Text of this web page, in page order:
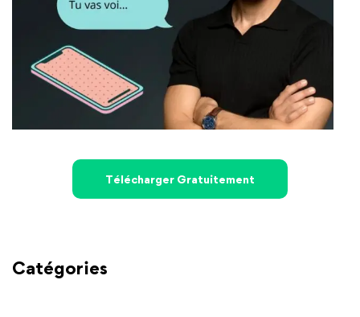
Télécharger Gratuitement
Catégories